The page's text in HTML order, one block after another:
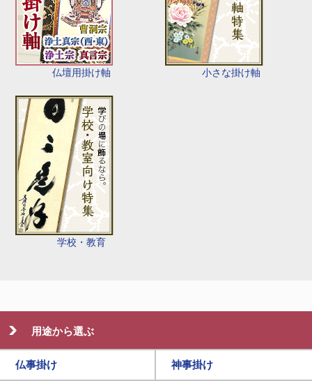
仏壇用掛け軸 小さな掛け軸
学校・教育
用途から選ぶ
仏事掛け 神事掛け